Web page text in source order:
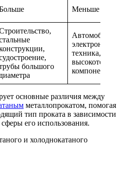
Меньше
большого
диаметра
электроника,
техника,
высокоточные
компоненты
основные различия между
металлопрокатом, помогая
тип проката в зависимости
его использования.
и холоднокатаного